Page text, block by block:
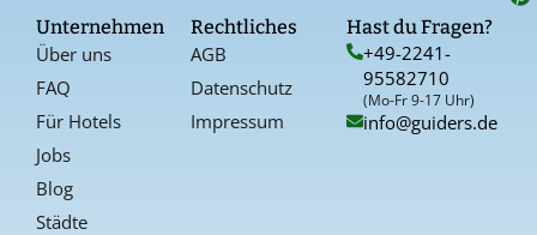
Unternehmen
Über uns
FAQ
Für Hotels
Jobs
Blog
Städte
Rechtliches
AGB
Datenschutz
Impressum
Hast du Fragen?
+49-2241-
95582710
(Mo-Fr 9-17 Uhr)
info@guiders.de